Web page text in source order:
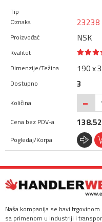
23238
NSK
190 x
3
-
Naša kompanija se bavi
sa primenom u industriji i